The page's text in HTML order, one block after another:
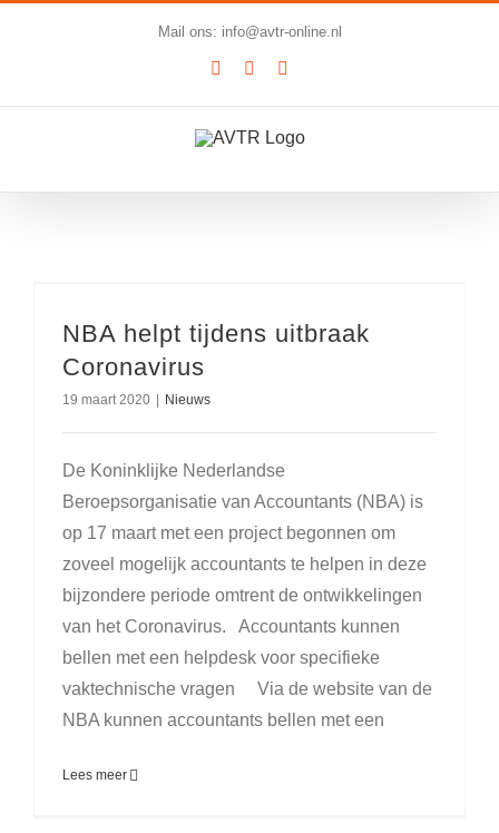
Mail ons: info@avtr-online.nl
YouTubeLinkedIn
NBA helpt tijdens uitbraak
Coronavirus
19 maart 2020 | Nieuws
De Koninklijke Nederlandse
Beroepsorganisatie van Accountants (NBA) is
op 17 maart met een project begonnen om
zoveel mogelijk accountants te helpen in deze
bijzondere periode omtrent de ontwikkelingen
van het Coronavirus. Accountants kunnen
bellen met een helpdesk voor specifieke
vaktechnische vragen Via de website van de
NBA kunnen accountants bellen met een
Lees meer